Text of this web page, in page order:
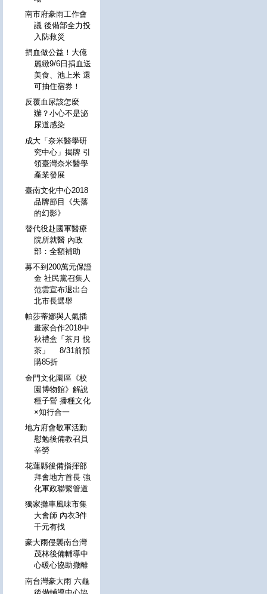
南市府豪雨工作會
議 後備部全力投
入防救災
捐血做公益！大億
麗緻9/6日捐血送
美食、池上米 還
可抽住宿券！
反覆血尿該怎麼
辦？小心不是泌
尿道感染
成大「奈米醫學研
究中心」揭牌 引
領臺灣奈米醫學
產業發展
臺南文化中心2018
品牌節目《失落
的幻影》
替代役赴國軍醫療
院所就醫 內政
部：全額補助
募不到200萬元保證
金 社民黨召集人
范雲宣布退出台
北市長選舉
帕莎蒂娜與人氣插
畫家合作2018中
秋禮盒「茶月 悅
茶」 8/31前預
購85折
金門文化園區《校
園博物館》解說
種子營 播種文化
×知行合一
地方府會敬軍活動
慰勉後備教召員
辛勞
花蓮縣後備指揮部
拜會地方首長 強
化軍政聯繫管道
獨家攤車風味市集
大會師 內衣3件
千元有找
豪大雨侵襲南台灣
茂林後備輔導中
心暖心協助撤離
南台灣豪大雨 六龜